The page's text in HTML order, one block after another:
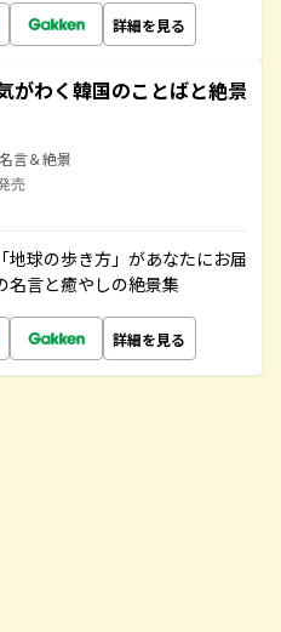
詳細を見る
がわく韓国のことばと絶景
言＆絶景
売
球の歩き方」があなたにお届
名言と癒やしの絶景集
詳細を見る